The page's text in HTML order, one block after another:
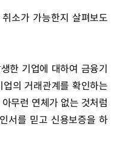
소가 가능한지 살펴보도
한 기업에 대하여 금융기
의 거래관계를 확인하는
무런 연체가 없는 것처럼
서를 믿고 신용보증을 하